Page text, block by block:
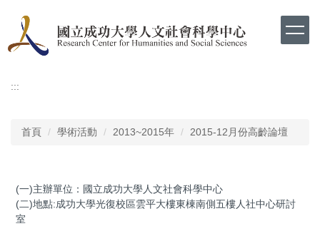
要
容
:::
首頁 學術活動 2013~2015年 2015-12月份高齡論壇
(一)主辦單位：國立成功大學人文社會科學中心
(二)地點:成功大學光復校區雲平大樓東棟南側五樓人社中心研討
室